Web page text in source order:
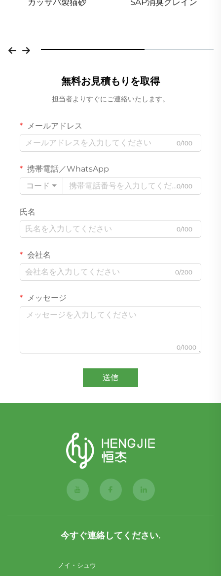
無料お見積もりを取得
担当者よりすぐにご連絡いたします。
メールアドレス
0/100
携帯電話／WhatsApp
コード
0/100
氏名
0/100
会社名
0/200
メッセージ
0/1000
送信
今すぐ連絡してください.
ノイ・シュウ